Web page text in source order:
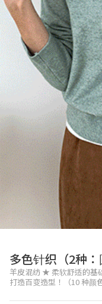
多色针织（2种：
羊皮混纺 ★ 柔软舒适的基
打造百变造型！（10 种颜